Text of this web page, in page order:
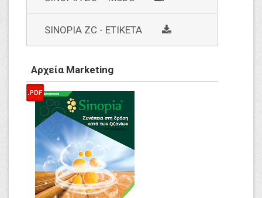
SINOPIA ZC - ETIKETA social
Αρχεία Marketing